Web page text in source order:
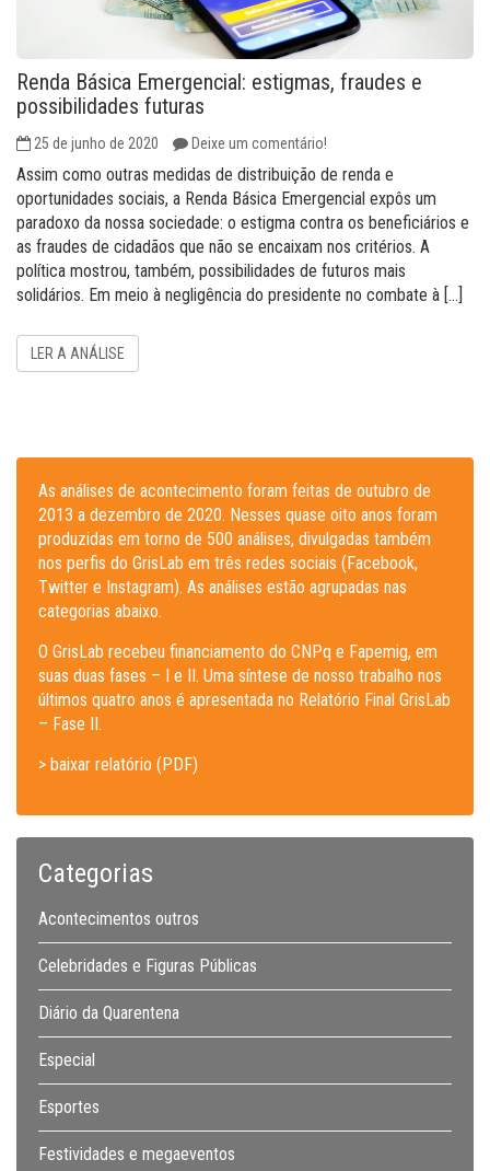
Renda Básica Emergencial: estigmas, fraudes e
possibilidades futuras
25 de junho de 2020 Deixe um comentário!
Assim como outras medidas de distribuição de renda e
oportunidades sociais, a Renda Básica Emergencial expôs um
paradoxo da nossa sociedade: o estigma contra os beneficiários e
as fraudes de cidadãos que não se encaixam nos critérios. A
política mostrou, também, possibilidades de futuros mais
solidários. Em meio à negligência do presidente no combate à […]
LER A ANÁLISE
As análises de acontecimento foram feitas de outubro de
2013 a dezembro de 2020. Nesses quase oito anos foram
produzidas em torno de 500 análises, divulgadas também
nos perfis do GrisLab em três redes sociais (Facebook,
Twitter e Instagram). As análises estão agrupadas nas
categorias abaixo.
O GrisLab recebeu financiamento do CNPq e Fapemig, em
suas duas fases – I e II. Uma síntese de nosso trabalho nos
últimos quatro anos é apresentada no Relatório Final GrisLab
– Fase II.
> baixar relatório (PDF)
Categorias
Acontecimentos outros
Celebridades e Figuras Públicas
Diário da Quarentena
Especial
Esportes
Festividades e megaeventos